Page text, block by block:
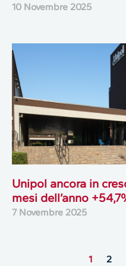
10 Novembre 2025
Unipol ancora in
mesi dell’anno
7 Novembre 2025
1 2